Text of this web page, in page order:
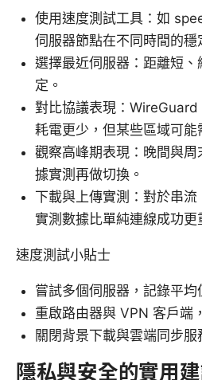
使用速度測試工具：如
伺服器節點在不同時間的穩
選擇最近伺服器：距離短
定。
對比協議表現：
耗電更少，但某些區域可能
觀察高峰期表現：晚間與
據實測再做切換。
下載與上傳實測：對於串流
實測數據比單純連線成功更
速度測試小貼士
嘗試多個伺服器，記錄平均
重啟路由器與 VPN 客戶端
關閉背景下載與雲端同步服
隱私與安全的實用